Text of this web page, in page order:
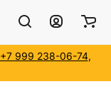
+7 999 238-06-74,